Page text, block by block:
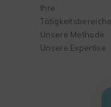
Ihre
Tätigkeitsbereiche
Unsere Methode
Unsere Expertise